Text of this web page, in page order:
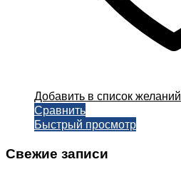
Добавить в список желаний
Сравнить
Быстрый просмотр
Свежие записи